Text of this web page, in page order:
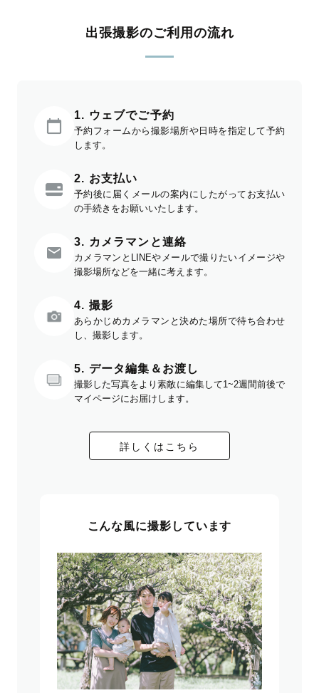
出張撮影のご利用の流れ
1. ウェブでご予約
予約フォームから撮影場所や日時を指定して予約
します。
2. お支払い
予約後に届くメールの案内にしたがってお支払い
の手続きをお願いいたします。
3. カメラマンと連絡
カメラマンとLINEやメールで撮りたいイメージや
撮影場所などを一緒に考えます。
4. 撮影
あらかじめカメラマンと決めた場所で待ち合わせ
し、撮影します。
5. データ編集＆お渡し
撮影した写真をより素敵に編集して1~2週間前後で
マイページにお届けします。
詳しくはこちら
こんな風に撮影しています